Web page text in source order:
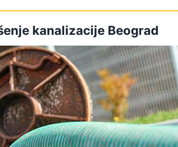
kanalizacije Beograd